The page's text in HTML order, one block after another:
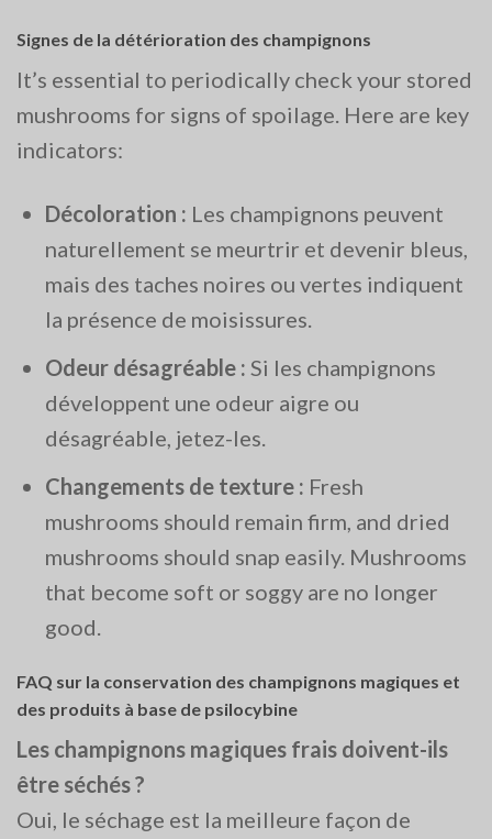
Signes de la détérioration des champignons
It’s essential to periodically check your stored
mushrooms for signs of spoilage. Here are key
indicators:
Décoloration : Les champignons peuvent
naturellement se meurtrir et devenir bleus,
mais des taches noires ou vertes indiquent
la présence de moisissures.
Odeur désagréable : Si les champignons
développent une odeur aigre ou
désagréable, jetez-les.
Changements de texture : Fresh
mushrooms should remain firm, and dried
mushrooms should snap easily. Mushrooms
that become soft or soggy are no longer
good​.
FAQ sur la conservation des champignons magiques et
des produits à base de psilocybine
Les champignons magiques frais doivent-ils
être séchés ?
Oui, le séchage est la meilleure façon de